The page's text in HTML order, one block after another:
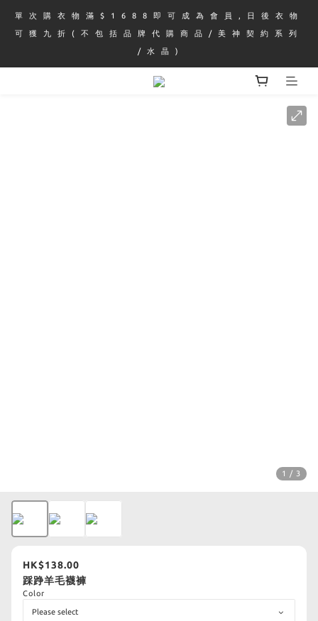
單 次 購 衣 物 滿 $ 1 6 8 8 即 可 成 為 會 員 , 日 後 衣 物
可 獲 九 折 ( 不 包 括 品 牌 代 購 商 品 / 美 神 契 約 系 列
/ 水 晶 )
1 / 3
HK$138.00
踩踭羊毛襪褲
Color